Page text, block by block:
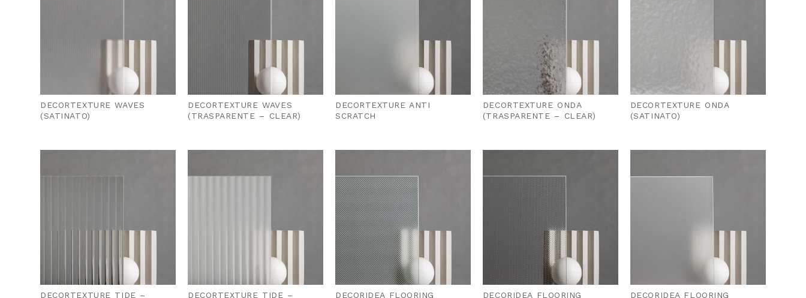
DECORTEXTURE WAVES
(SATINATO)
DECORTEXTURE WAVES
(TRASPARENTE – CLEAR)
DECORTEXTURE ANTI
SCRATCH
DECORTEXTURE ONDA
(TRASPARENTE – CLEAR)
DECORTEXTURE ONDA
(SATINATO)
DECORTEXTURE TIDE – DECORTEXTURE TIDE – DECORIDEA FLOORING DECORIDEA FLOORING DECORIDEA FLOORING